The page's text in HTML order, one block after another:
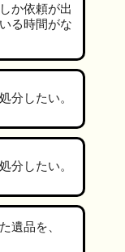
か依頼が出
る時間がな
分したい。
分したい。
遺品を、